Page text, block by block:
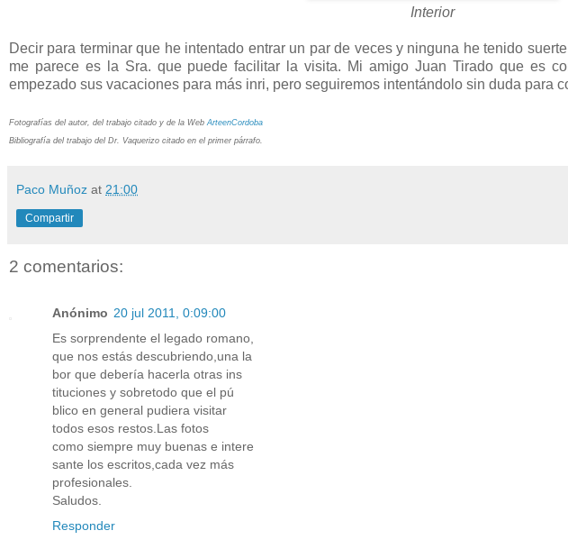
Interior
Decir para terminar que he intentado entrar un par de veces y ninguna he tenido
me parece es la Sra. que puede facilitar la visita. Mi amigo Juan Tirado que es
empezado sus vacaciones para más inri, pero seguiremos intentándolo sin duda para
Fotografías del autor, del trabajo citado y de la Web ArteenCordoba
Bibliografía del trabajo del Dr. Vaquerizo citado en el primer párrafo.
Paco Muñoz at 21:00
Compartir
2 comentarios:
Anónimo 20 jul 2011, 0:09:00
Es sorprendente el legado romano,
que nos estás descubriendo,una la
bor que debería hacerla otras ins
tituciones y sobretodo que el pú
blico en general pudiera visitar
todos esos restos.Las fotos
como siempre muy buenas e intere
sante los escritos,cada vez más
profesionales.
Saludos.
Responder